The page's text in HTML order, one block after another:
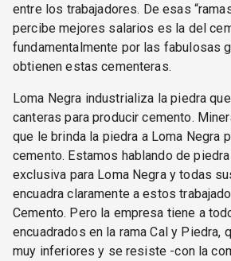
entre los trabajadores. De esas
percibe mejores salarios es la del
fundamentalmente por las fabulosas
obtienen estas cementeras.
Loma Negra industrializa la piedra
canteras para producir cemento.
que le brinda la piedra a Loma Negra
cemento. Estamos hablando de
exclusiva para Loma Negra y todas
encuadra claramente a estos
Cemento. Pero la empresa tiene a
encuadrados en la rama Cal y Piedra,
muy inferiores y se resiste -con la